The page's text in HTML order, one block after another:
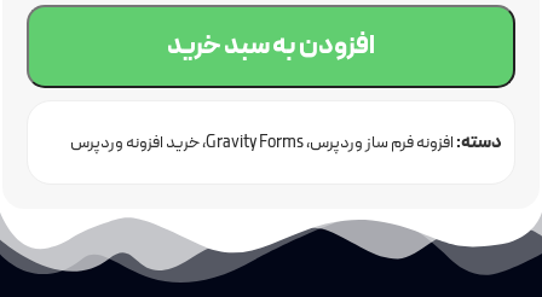
افزودن به سبد خرید
دسته:افزونه فرم ساز وردپرس Gravity Forms خرید افزونه وردپرس